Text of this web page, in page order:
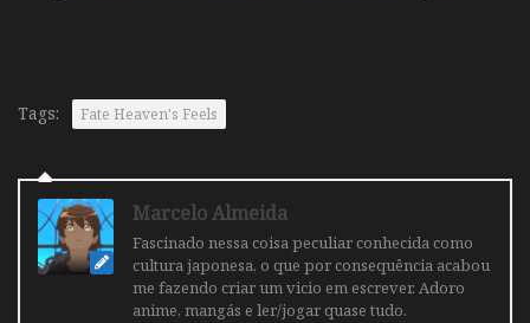
Tags: Fate Heaven's Feels
Marcelo Almeida
Fascinado nessa coisa peculiar conhecida como
cultura japonesa, o que por consequência acabou
me fazendo criar um vicio em escrever. Adoro
anime, mangás e ler/jogar quase tudo.